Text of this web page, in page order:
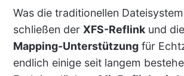
Was die traditionellen
schließen der XFS-Reflinkund die
Mapping-Unterstützungfür
endlich einige seit langem